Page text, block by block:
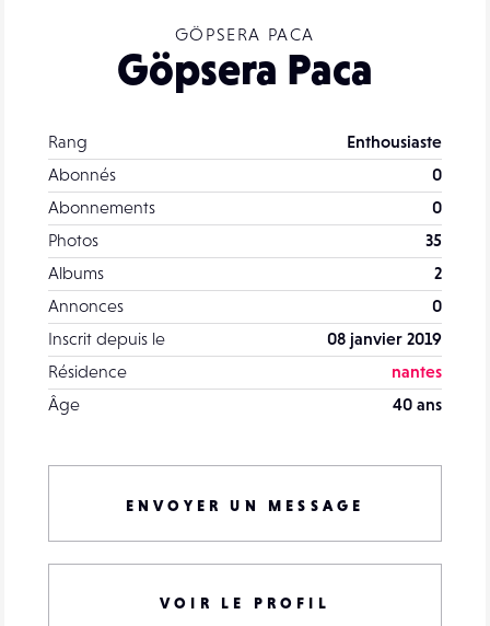
GÖPSERA PACA
Göpsera Paca
Rang
Enthousiaste
Abonnés
0
Abonnements
0
Photos
35
Albums
2
Annonces
0
Inscrit depuis le
08 janvier 2019
Résidence
nantes
Âge
40 ans
ENVOYER UN MESSAGE
VOIR LE PROFIL